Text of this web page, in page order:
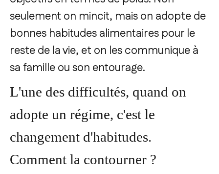
seulement on mincit, mais on adopte de
bonnes habitudes alimentaires pour le
reste de la vie, et on les communique à
sa famille ou son entourage.
L'une des difficultés, quand on
adopte un régime, c'est le
changement d'habitudes.
Comment la contourner ?